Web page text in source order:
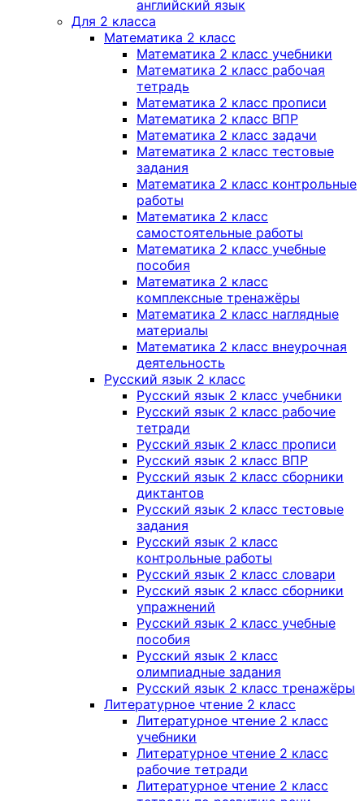
английский язык
Для 2 класса
Математика 2 класс
Математика 2 класс учебники
Математика 2 класс рабочая
тетрадь
Математика 2 класс прописи
Математика 2 класс ВПР
Математика 2 класс задачи
Математика 2 класс тестовые
задания
Математика 2 класс контрольные
работы
Математика 2 класс
самостоятельные работы
Математика 2 класс учебные
пособия
Математика 2 класс
комплексные тренажёры
Математика 2 класс наглядные
материалы
Математика 2 класс внеурочная
деятельность
Русский язык 2 класс
Русский язык 2 класс учебники
Русский язык 2 класс рабочие
тетради
Русский язык 2 класс прописи
Русский язык 2 класс ВПР
Русский язык 2 класс сборники
диктантов
Русский язык 2 класс тестовые
задания
Русский язык 2 класс
контрольные работы
Русский язык 2 класс словари
Русский язык 2 класс сборники
упражнений
Русский язык 2 класс учебные
пособия
Русский язык 2 класс
олимпиадные задания
Русский язык 2 класс тренажёры
Литературное чтение 2 класс
Литературное чтение 2 класс
учебники
Литературное чтение 2 класс
рабочие тетради
Литературное чтение 2 класс